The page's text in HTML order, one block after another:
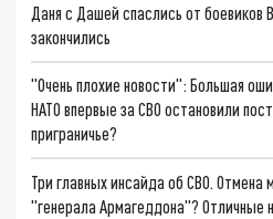
Даня с Дашей спаслись от
закончились
"Очень плохие новости": Большая
НАТО впервые за СВО остановили
приграничье?
Три главных инсайда об СВО. Отмена
"генерала Армагеддона"? Отличные